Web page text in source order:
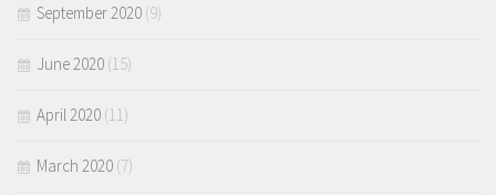
September 2020 (9)
June 2020 (15)
April 2020 (11)
March 2020 (7)